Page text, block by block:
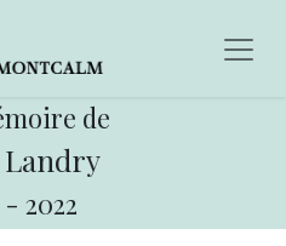
de
- 2022